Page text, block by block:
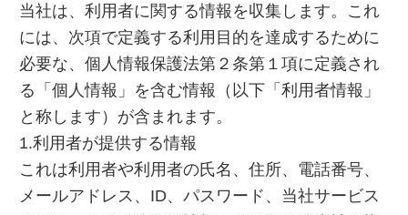
当社は、利用者に関する情報を収集します。これ
には、次項で定義する利用目的を達成するために
必要な、個人情報保護法第２条第１項に定義され
る「個人情報」を含む情報（以下「利用者情報」
と称します）が含まれます。
1.利用者が提供する情報
これは利用者や利用者の氏名、住所、電話番号、
メールアドレス、ID、パスワード、当社サービス